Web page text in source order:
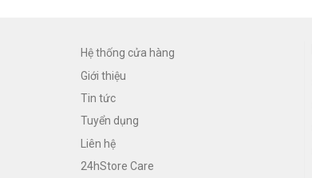
Hệ thống cửa hàng
Giới thiệu
Tin tức
Tuyển dụng
Liên hệ
24hStore Care